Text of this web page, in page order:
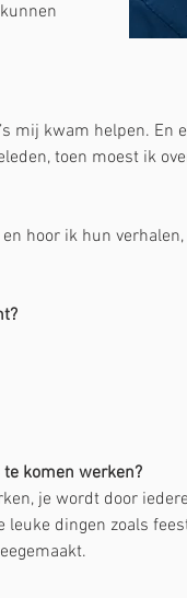
mij kwam helpen.
toen moest ik
hoor ik hun
komen werken?
je wordt door
dingen zoals